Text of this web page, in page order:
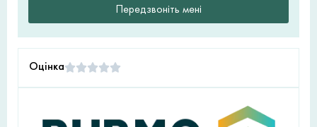
Передзвоніть мені
Оцінка